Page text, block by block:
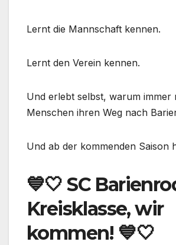
Lernt die Mannschaft kennen.
Lernt den Verein kennen.
Und erlebt selbst, warum immer
Menschen ihren Weg nach
Und ab der kommenden Saison
💙🤍 SC
Kreisklasse, wir
kommen! 💙🤍